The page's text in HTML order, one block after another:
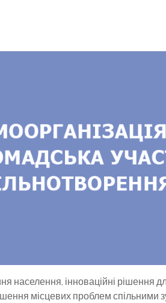
населення, інноваційні рішення
місцевих проблем